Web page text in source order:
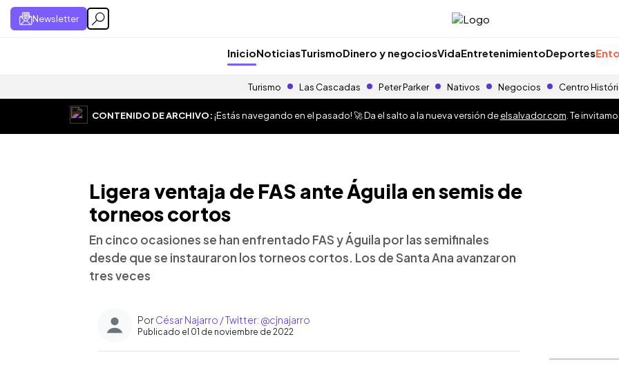
Newsletter
InicioNoticiasTurismoDinero y negociosVidaEntretenimientoDeportes
Turismo Las Cascadas Peter Parker Nativos Negocios Centro
CONTENIDO DE ARCHIVO:¡Estás navegando en el pasado! 🚀 Da el salto a la nueva versión deelsalvador.com . Te
Ligera ventaja de FAS ante Águila en semis de
torneos cortos
En cinco ocasiones se han enfrentado FAS y Águila por las semifinales
desde que se instauraron los torneos cortos. Los de Santa Ana avanzaron
tres veces
PorCésar Najarro / Twitter: @cjnajarro
Publicado el 01 de noviembre de 2022